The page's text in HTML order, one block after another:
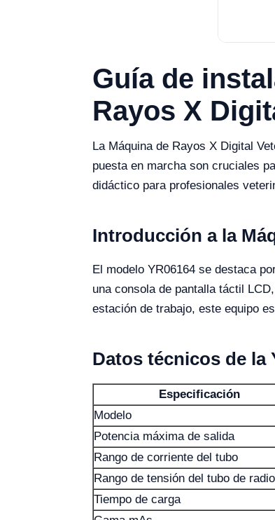
Guía de
Rayos X
La Máquina de Rayos X Digital
puesta en marcha son cruciales
didáctico para profesionales
Introducción a la
El modelo YR06164 se destaca
una consola de pantalla táctil
estación de trabajo, este equipo
Datos técnicos de la
Especificación
Modelo
Potencia máxima de salida
Rango de corriente del tubo
Rango de tensión del tubo de
Tiempo de carga